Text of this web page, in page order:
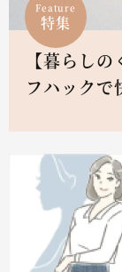
Feature
特集
【暮らし
フハックで